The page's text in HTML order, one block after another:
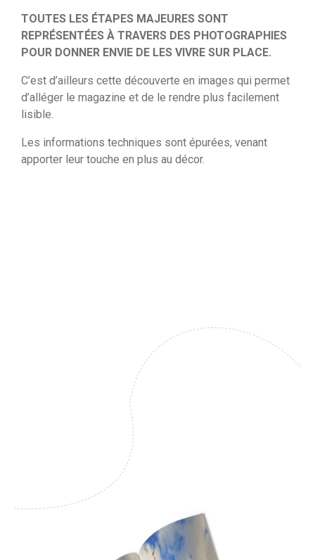
TOUTES LES ÉTAPES MAJEURES SONT
REPRÉSENTÉES À TRAVERS DES PHOTOGRAPHIES
POUR DONNER ENVIE DE LES VIVRE SUR PLACE.
C’est d’ailleurs cette découverte en images qui permet
d’alléger le magazine et de le rendre plus facilement
lisible.
Les informations techniques sont épurées, venant
apporter leur touche en plus au décor.